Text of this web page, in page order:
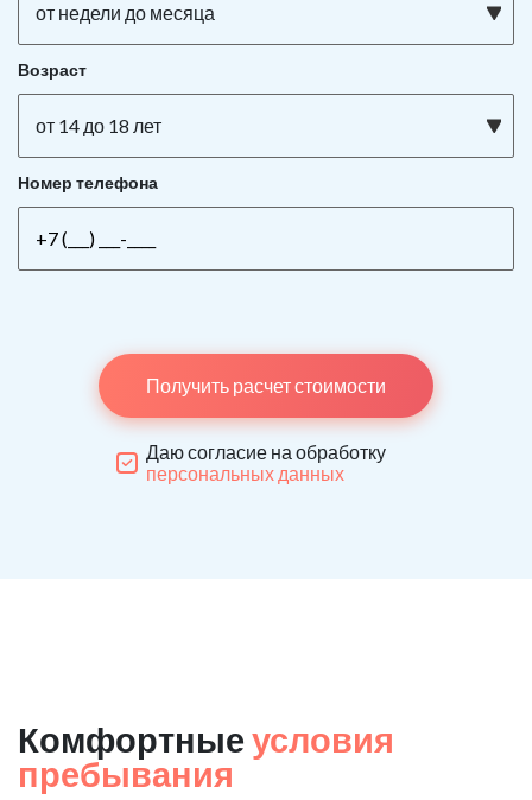
от недели до месяца
Возраст
от 14 до 18 лет
Номер телефона
Получить расчет стоимости
Даю согласие на обработку
персональных данных
Комфортные условия
пребывания